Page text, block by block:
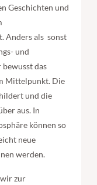
Geschichten und
Anders als sonst
und
das
Mittelpunkt. Die
und die
aus. In
können so
neue
werden.
zur